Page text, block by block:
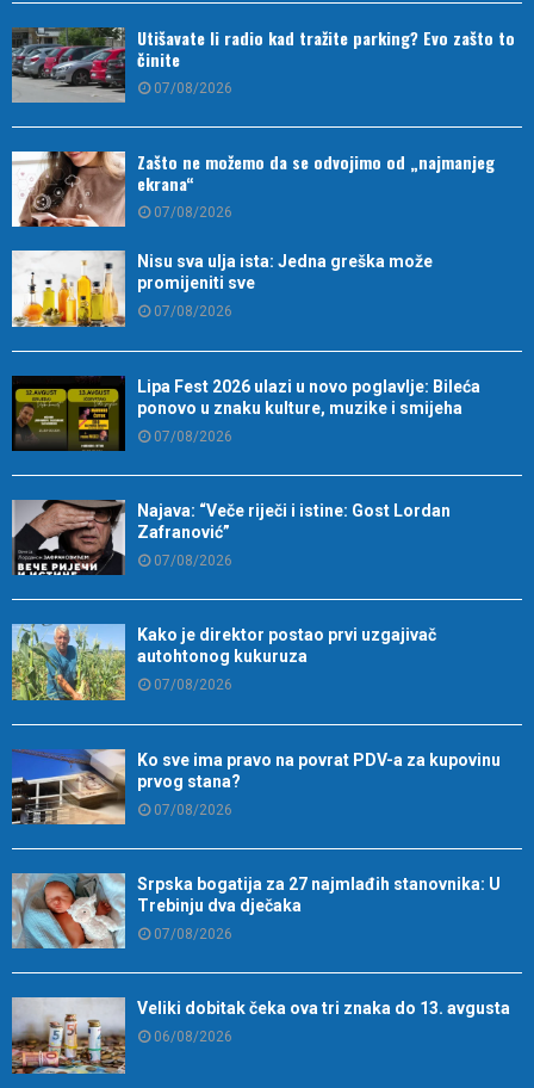
Utišavate li radio kad tražite parking? Evo zašto to
činite
07/08/2026
Zašto ne možemo da se odvojimo od „najmanjeg
ekrana“
07/08/2026
Nisu sva ulja ista: Jedna greška može
promijeniti sve
07/08/2026
Lipa Fest 2026 ulazi u novo poglavlje: Bileća
ponovo u znaku kulture, muzike i smijeha
07/08/2026
Najava: “Veče riječi i istine: Gost Lordan
Zafranović”
07/08/2026
Kako je direktor postao prvi uzgajivač
autohtonog kukuruza
07/08/2026
Ko sve ima pravo na povrat PDV-a za kupovinu
prvog stana?
07/08/2026
Srpska bogatija za 27 najmlađih stanovnika: U
Trebinju dva dječaka
07/08/2026
Veliki dobitak čeka ova tri znaka do 13. avgusta
06/08/2026